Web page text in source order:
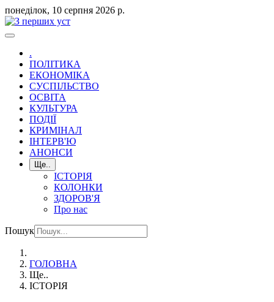
понеділок, 10 серпня 2026 р.
.
ПОЛІТИКА
ЕКОНОМІКА
СУСПІЛЬСТВО
ОСВІТА
КУЛЬТУРА
ПОДІЇ
КРИМІНАЛ
ІНТЕРВ'Ю
АНОНСИ
Ще..
ІСТОРІЯ
КОЛОНКИ
ЗДОРОВ'Я
Про нас
Пошук
ГОЛОВНА
Ще..
ІСТОРІЯ